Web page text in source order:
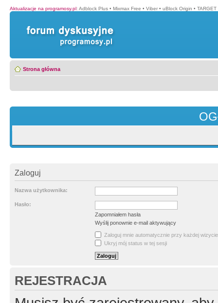
Aktualizacje na programosy.pl: Adblock Plus • Mixmax Free • Viber • uBlock Origin •
Strona główna
Zaloguj
Nazwa użytkownika:
Hasło:
Zapomniałem hasła
Wyślij ponownie e-mail aktywujący
Zaloguj mnie automatycznie przy każdej wizycie
Ukryj mój status w tej sesji
REJESTRACJA